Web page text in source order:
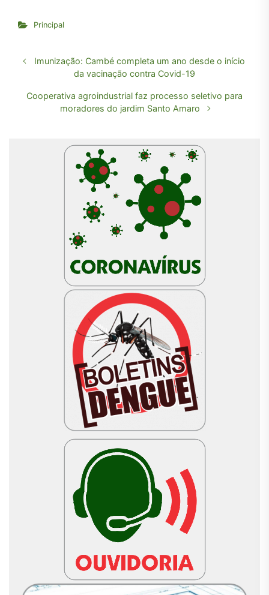
Principal
Imunização: Cambé completa um ano desde o início
da vacinação contra Covid-19
Cooperativa agroindustrial faz processo seletivo para
moradores do jardim Santo Amaro